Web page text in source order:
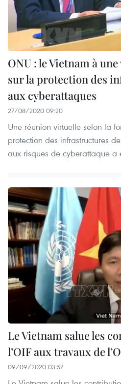
ONU : le Vietnam à
sur la protection des
aux cyberattaques
27/08/2020 09:20
Une réunion virtuelle selon la
protection des infrastructures
aux risques de cyberattaque a
Le Vietnam salue les
l’OIF aux travaux de
09/09/2020 03:57